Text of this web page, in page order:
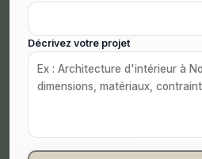
Décrivez votre projet